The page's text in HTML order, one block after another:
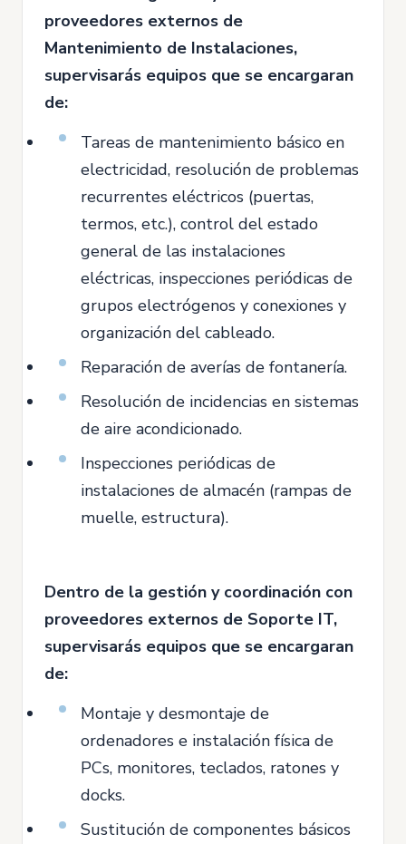
proveedores externos de
Mantenimiento de Instalaciones,
supervisarás equipos que se encargaran
de:
Tareas de mantenimiento básico en
electricidad, resolución de problemas
recurrentes eléctricos (puertas,
termos, etc.), control del estado
general de las instalaciones
eléctricas, inspecciones periódicas de
grupos electrógenos y conexiones y
organización del cableado.
Reparación de averías de fontanería.
Resolución de incidencias en sistemas
de aire acondicionado.
Inspecciones periódicas de
instalaciones de almacén (rampas de
muelle, estructura).
Dentro de la gestión y coordinación con
proveedores externos de Soporte IT,
supervisarás equipos que se encargaran
de:
Montaje y desmontaje de
ordenadores e instalación física de
PCs, monitores, teclados, ratones y
docks.
Sustitución de componentes básicos